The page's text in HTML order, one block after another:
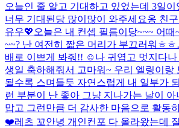
오늘인 줄 알고 기대하고 있었는데 3일이
너무 기대된당 많이많이 와주세요옹 친
유우💖 오늘은 내 컨셉 필름이당~~~ 어때
~~? 난 여전히 짧은 머리가 부끄러워ㅎ
배로 이쁘게 봐줘!! ☺️ 나 귀엽고 멋지다
생일 축하해줘서 고마워~ 우리 엘링이랑
될수록 스며들듯 자연스럽게 내 일부가
런 부분이 난 좋아 그냥 지나가는 날이
맙고 그런만큼 더 감사한 마음으로 활동
❤️레츠 꼬안녕 개인컨포 다 올라왔는데